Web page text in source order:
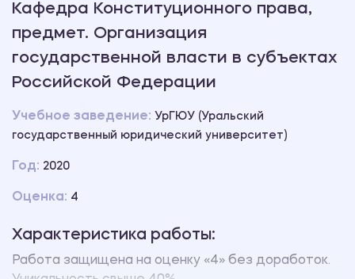
Кафедра Конституционного права,
предмет. Организация
государственной власти в субъектах
Российской Федерации
Учебное заведение: УрГЮУ (Уральский
государственный юридический университет)
Год: 2020
Оценка: 4
Характеристика работы:
Работа защищена на оценку «4» без доработок.